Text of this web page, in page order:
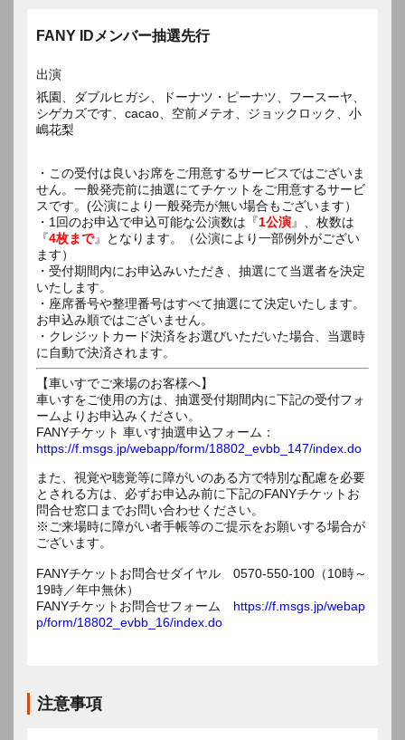
FANY IDメンバー抽選先行
出演
祇園、ダブルヒガシ、ドーナツ・ピーナツ、フースーヤ、
シゲカズです、cacao、空前メテオ、ジョックロック、小
嶋花梨
・この受付は良いお席をご用意するサービスではございま
せん。一般発売前に抽選にてチケットをご用意するサービ
スです。(公演により一般発売が無い場合もございます）
・1回のお申込で申込可能な公演数は『1公演』、枚数は
『4枚まで』となります。（公演により一部例外がござい
ます）
・受付期間内にお申込みいただき、抽選にて当選者を決定
いたします。
・座席番号や整理番号はすべて抽選にて決定いたします。
お申込み順ではございません。
・クレジットカード決済をお選びいただいた場合、当選時
に自動で決済されます。
【車いすでご来場のお客様へ】
車いすをご使用の方は、抽選受付期間内に下記の受付フォ
ームよりお申込みください。
FANYチケット 車いす抽選申込フォーム：
https://f.msgs.jp/webapp/form/18802_evbb_147/index.do
また、視覚や聴覚等に障がいのある方で特別な配慮を必要
とされる方は、必ずお申込み前に下記のFANYチケットお
問合せ窓口までお問い合わせください。
※ご来場時に障がい者手帳等のご提示をお願いする場合が
ございます。
FANYチケットお問合せダイヤル 0570-550-100（10時～
19時／年中無休）
FANYチケットお問合せフォーム https://f.msgs.jp/webap
p/form/18802_evbb_16/index.do
注意事項